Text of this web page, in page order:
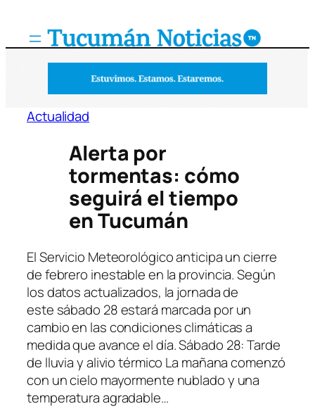
Actualidad
Alerta por
tormentas: cómo
seguirá el tiempo
en Tucumán
El Servicio Meteorológico anticipa un cierre
de febrero inestable en la provincia. Según
los datos actualizados, la jornada de
este sábado 28 estará marcada por un
cambio en las condiciones climáticas a
medida que avance el día. Sábado 28: Tarde
de lluvia y alivio térmico La mañana comenzó
con un cielo mayormente nublado y una
temperatura agradable…